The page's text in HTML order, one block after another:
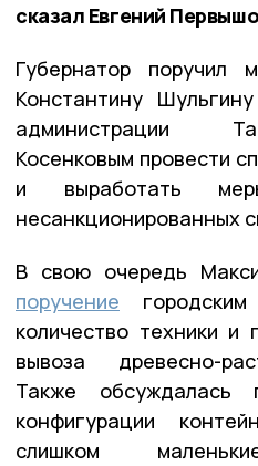
сказал Евгений
Губернатор
Константину
администрации
Косенковым провести
и выработать
несанкционированных
В свою очередь
поручение
количество техники и
вывоза древесно-
Также обсуждалась
конфигурации
слишком